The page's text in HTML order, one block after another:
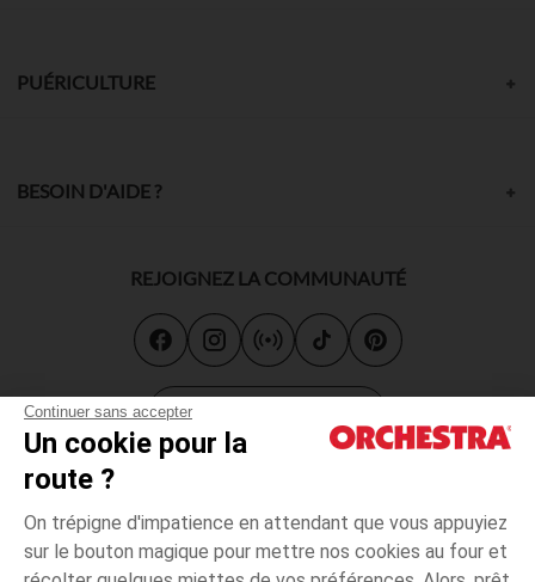
Continuer sans accepter
Un cookie pour la
route ?
On trépigne d'impatience en attendant que vous appuyiez
sur le bouton magique pour mettre nos cookies au four et
PUÉRICULTURE
BESOIN D'AIDE ?
REJOIGNEZ LA COMMUNAUTÉ
Carte cadeau